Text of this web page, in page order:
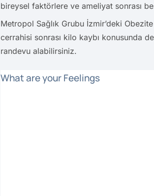
bireysel faktörlere ve ameliyat sonrası
Metropol Sağlık Grubu İzmir’deki
cerrahisi sonrası kilo kaybı konusunda
randevu alabilirsiniz.
What are your Feelings